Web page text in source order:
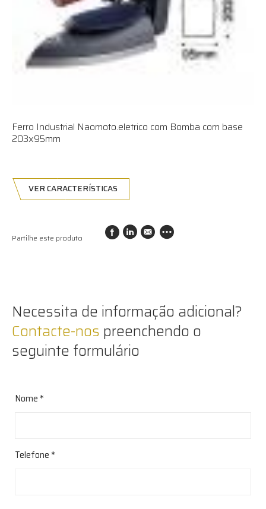
Ferro Industrial Naomoto.eletrico com Bomba com base
203x95mm
VER CARACTERÍSTICAS
Partilhe este produto
Necessita de informação adicional?
Contacte-nos preenchendo o
seguinte formulário
Nome *
Telefone *